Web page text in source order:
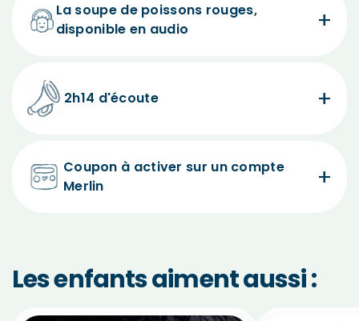
La soupe de poissons rouges,
disponible en audio
2h14 d'écoute
Coupon à activer sur un compte
Merlin
Les enfants aiment aussi :